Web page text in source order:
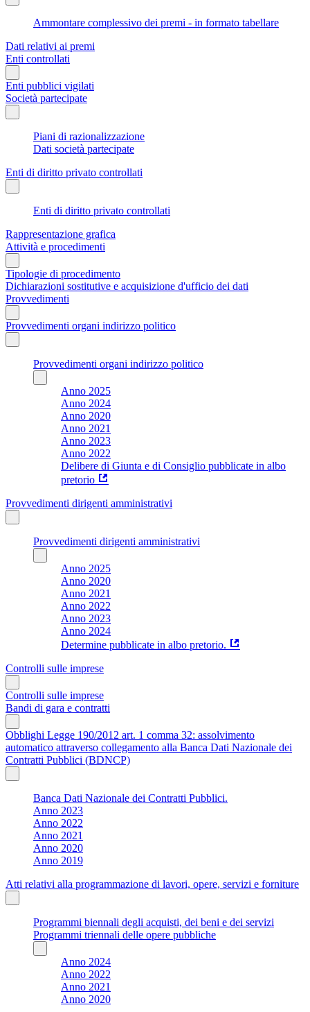
Ammontare complessivo dei premi - in formato tabellare
Dati relativi ai premi
Enti controllati
Enti pubblici vigilati
Società partecipate
Piani di razionalizzazione
Dati società partecipate
Enti di diritto privato controllati
Enti di diritto privato controllati
Rappresentazione grafica
Attività e procedimenti
Tipologie di procedimento
Dichiarazioni sostitutive e acquisizione d'ufficio dei dati
Provvedimenti
Provvedimenti organi indirizzo politico
Provvedimenti organi indirizzo politico
Anno 2025
Anno 2024
Anno 2020
Anno 2021
Anno 2023
Anno 2022
Delibere di Giunta e di Consiglio pubblicate in albo
pretorio
Provvedimenti dirigenti amministrativi
Provvedimenti dirigenti amministrativi
Anno 2025
Anno 2020
Anno 2021
Anno 2022
Anno 2023
Anno 2024
Determine pubblicate in albo pretorio.
Controlli sulle imprese
Controlli sulle imprese
Bandi di gara e contratti
Obblighi Legge 190/2012 art. 1 comma 32: assolvimento
automatico attraverso collegamento alla Banca Dati Nazionale dei
Contratti Pubblici (BDNCP)
Banca Dati Nazionale dei Contratti Pubblici.
Anno 2023
Anno 2022
Anno 2021
Anno 2020
Anno 2019
Atti relativi alla programmazione di lavori, opere, servizi e forniture
Programmi biennali degli acquisti, dei beni e dei servizi
Programmi triennali delle opere pubbliche
Anno 2024
Anno 2022
Anno 2021
Anno 2020